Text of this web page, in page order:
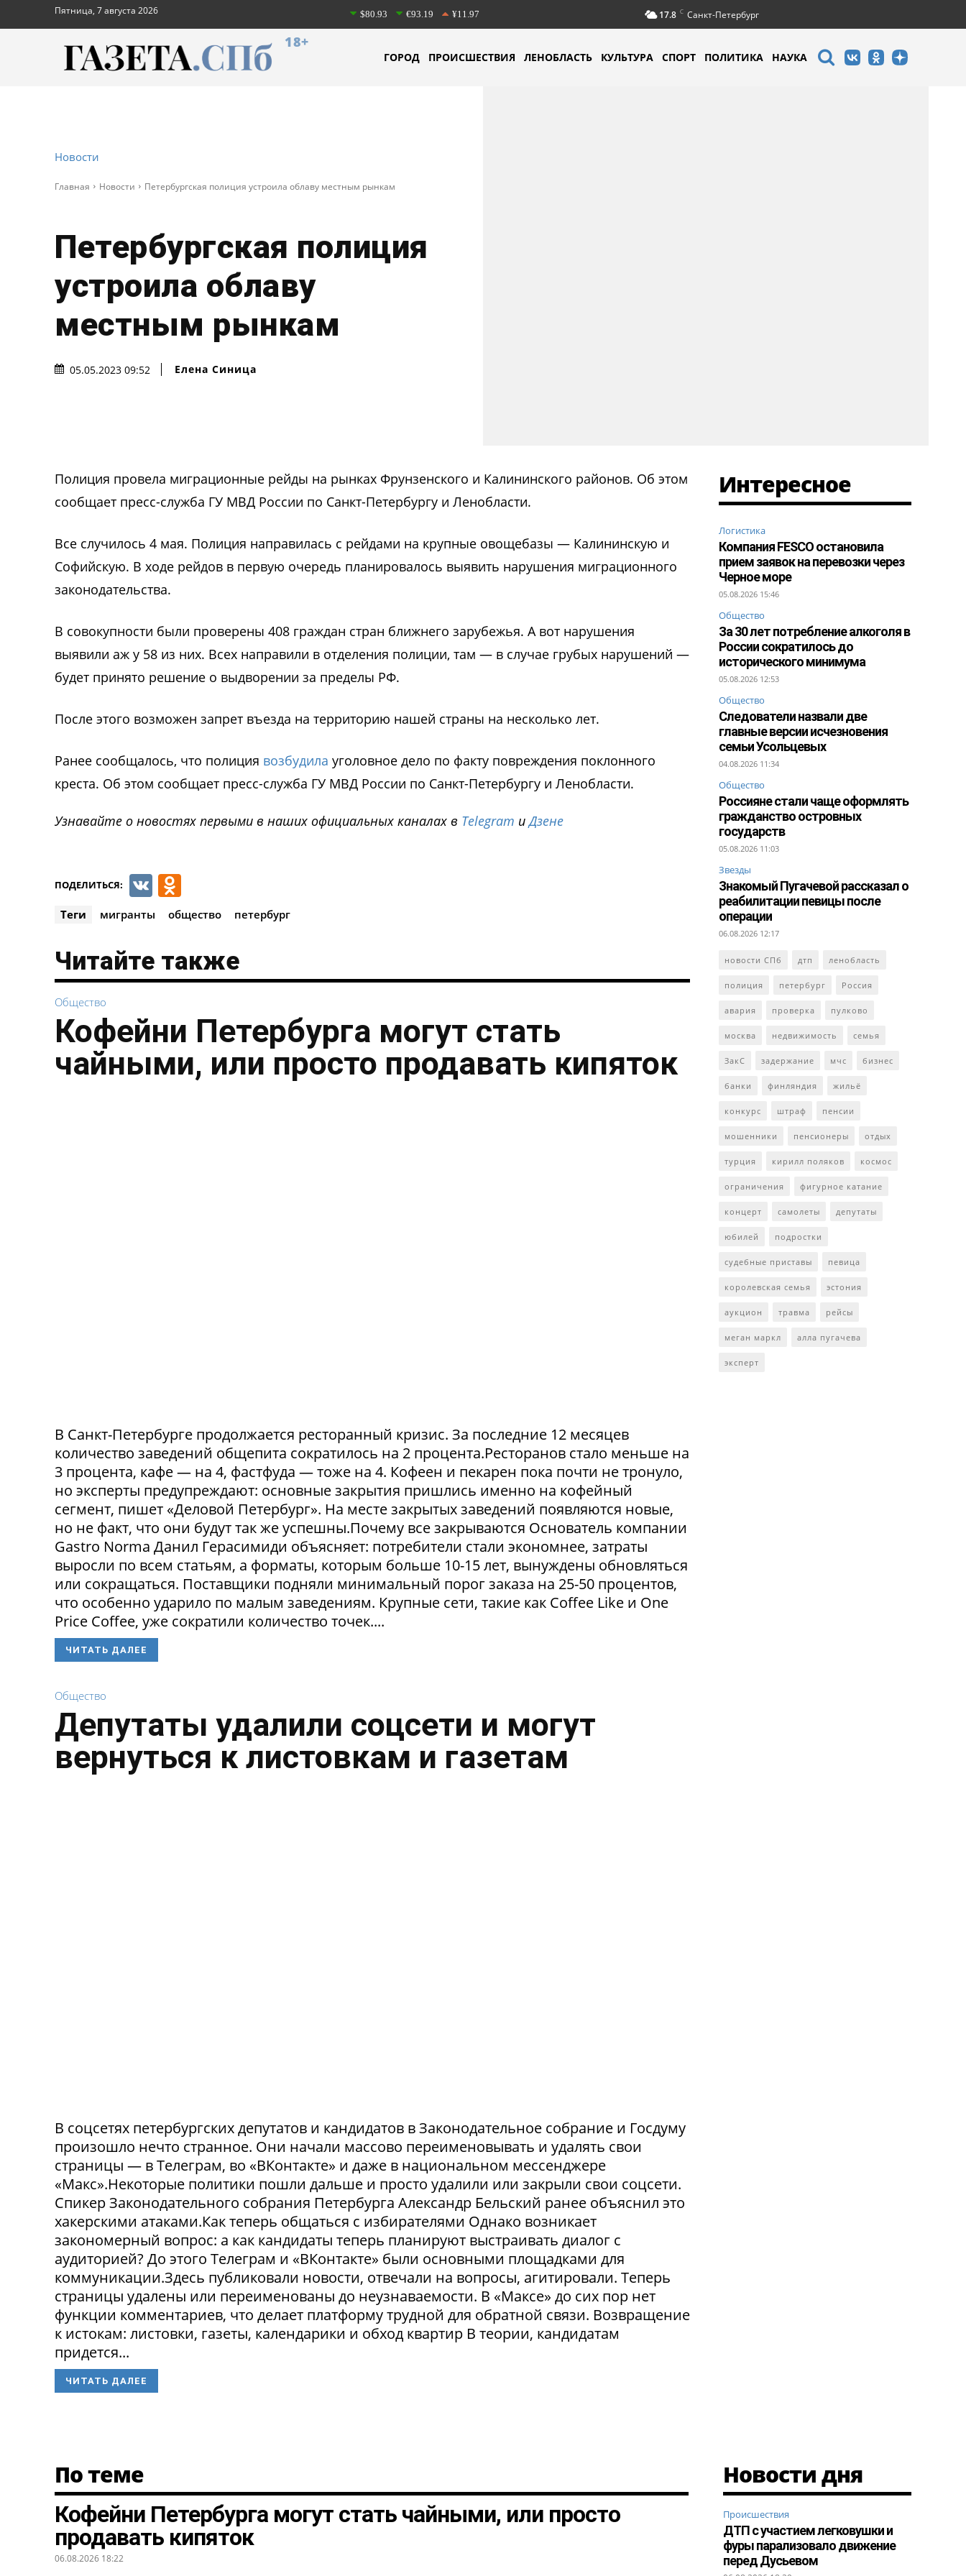
Пятница, 7 августа 2026 $80.93 €93.19 ¥11.97 17.8 C Санкт-Петербург
18+
ГОРОД ПРОИСШЕСТВИЯ ЛЕНОБЛАСТЬ КУЛЬТУРА СПОРТ ПОЛИТИКА НАУКА
Новости
Главная Новости Петербургская полиция устроила облаву местным рынкам
Петербургская полиция
устроила облаву
местным рынкам
05.05.2023 09:52 Елена Синица
Полиция провела миграционные рейды на рынках Фрунзенского и Калининского районов. Об этом
сообщает пресс-служба ГУ МВД России по Санкт-Петербургу и Ленобласти.
Все случилось 4 мая. Полиция направилась с рейдами на крупные овощебазы — Калининскую и
Софийскую. В ходе рейдов в первую очередь планировалось выявить нарушения миграционного
законодательства.
В совокупности были проверены 408 граждан стран ближнего зарубежья. А вот нарушения
выявили аж у 58 из них. Всех направили в отделения полиции, там — в случае грубых нарушений —
будет принято решение о выдворении за пределы РФ.
После этого возможен запрет въезда на территорию нашей страны на несколько лет.
Ранее сообщалось, что полиция возбудила уголовное дело по факту повреждения поклонного
креста. Об этом сообщает пресс-служба ГУ МВД России по Санкт-Петербургу и Ленобласти.
Узнавайте о новостях первыми в наших официальных каналах в Telegram иДзене
ПОДЕЛИТЬСЯ: VK
Теги мигранты общество петербург
Читайте также
Общество
Кофейни Петербурга могут стать
чайными, или просто продавать кипяток
В Санкт-Петербурге продолжается ресторанный кризис. За последние 12 месяцев
количество заведений общепита сократилось на 2 процента.Ресторанов стало меньше на
3 процента, кафе — на 4, фастфуда — тоже на 4. Кофеен и пекарен пока почти не тронуло,
но эксперты предупреждают: основные закрытия пришлись именно на кофейный
сегмент, пишет «Деловой Петербург». На месте закрытых заведений появляются новые,
но не факт, что они будут так же успешны.Почему все закрываются Основатель компании
Gastro Norma Данил Герасимиди объясняет: потребители стали экономнее, затраты
выросли по всем статьям, а форматы, которым больше 10-15 лет, вынуждены обновляться
или сокращаться. Поставщики подняли минимальный порог заказа на 25-50 процентов,
что особенно ударило по малым заведениям. Крупные сети, такие как Coffee Like и One
Price Coffee, уже сократили количество точек....
ЧИТАТЬ ДАЛЕЕ
Общество
Депутаты удалили соцсети и могут
вернуться к листовкам и газетам
В соцсетях петербургских депутатов и кандидатов в Законодательное собрание и Госдуму
произошло нечто странное. Они начали массово переименовывать и удалять свои
страницы — в Телеграм, во «ВКонтакте» и даже в национальном мессенджере
«Макс».Некоторые политики пошли дальше и просто удалили или закрыли свои соцсети.
Спикер Законодательного собрания Петербурга Александр Бельский ранее объяснил это
хакерскими атаками.Как теперь общаться с избирателями Однако возникает
закономерный вопрос: а как кандидаты теперь планируют выстраивать диалог с
аудиторией? До этого Телеграм и «ВКонтакте» были основными площадками для
коммуникации.Здесь публиковали новости, отвечали на вопросы, агитировали. Теперь
страницы удалены или переименованы до неузнаваемости. В «Максе» до сих пор нет
функции комментариев, что делает платформу трудной для обратной связи. Возвращение
к истокам: листовки, газеты, календарики и обход квартир В теории, кандидатам
придется...
ЧИТАТЬ ДАЛЕЕ
Интересное
Логистика
Компания FESCO остановила
прием заявок на перевозки через
Черное море
05.08.2026 15:46
Общество
За 30 лет потребление алкоголя в
России сократилось до
исторического минимума
05.08.2026 12:53
Общество
Следователи назвали две
главные версии исчезновения
семьи Усольцевых
04.08.2026 11:34
Общество
Россияне стали чаще оформлять
гражданство островных
государств
05.08.2026 11:03
Звезды
Знакомый Пугачевой рассказал о
реабилитации певицы после
операции
06.08.2026 12:17
новости СПб дтп ленобласть
полиция петербург Россия
авария проверка пулково
москва недвижимость семья
ЗакС задержание мчс бизнес
банки финляндия жильё
конкурс штраф пенсии
мошенники пенсионеры отдых
турция кирилл поляков космос
ограничения фигурное катание
концерт самолеты депутаты
юбилей подростки
судебные приставы певица
королевская семья эстония
аукцион травма рейсы
меган маркл алла пугачева
эксперт
Новости дня
Происшествия
ДТП с участием легковушки и
фуры парализовало движение
перед Дусьевом
По теме
Кофейни Петербурга могут стать чайными, или просто
продавать кипяток
06.08.2026 18:22